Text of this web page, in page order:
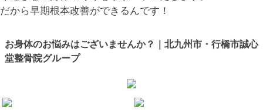
だから早期根本改善ができるんです！
お身体のお悩みはございませんか？｜北九州市・行橋市誠心
堂整骨院グループ